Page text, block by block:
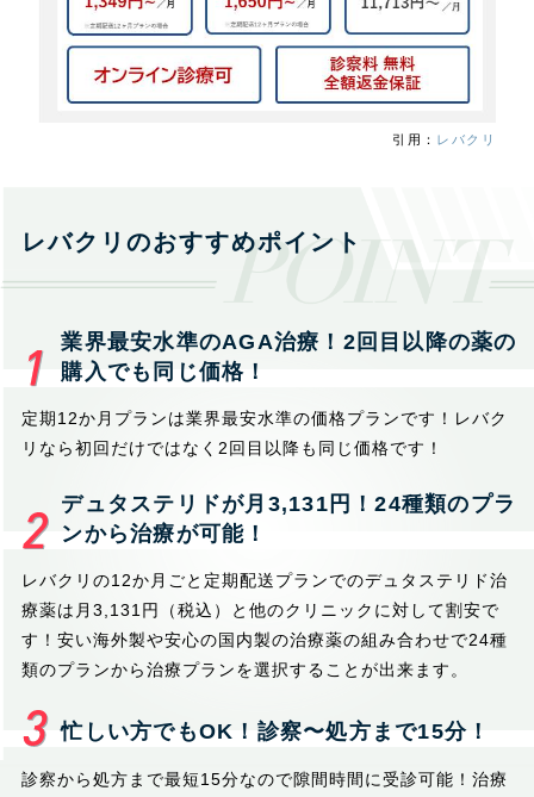
引用： レバクリ
レバクリのおすすめポイント
業界最安水準のAGA治療！2回目以降の薬の
購入でも同じ価格！
定期12か月プランは業界最安水準の価格プランです！レバク
リなら初回だけではなく2回目以降も同じ価格です！
デュタステリドが月3,131円！24種類のプラ
ンから治療が可能！
レバクリの12か月ごと定期配送プランでのデュタステリド治
療薬は月3,131円（税込）と他のクリニックに対して割安で
す！安い海外製や安心の国内製の治療薬の組み合わせで24種
類のプランから治療プランを選択することが出来ます。
忙しい方でもOK！診察〜処方まで15分！
診察から処方まで最短15分なので隙間時間に受診可能！治療